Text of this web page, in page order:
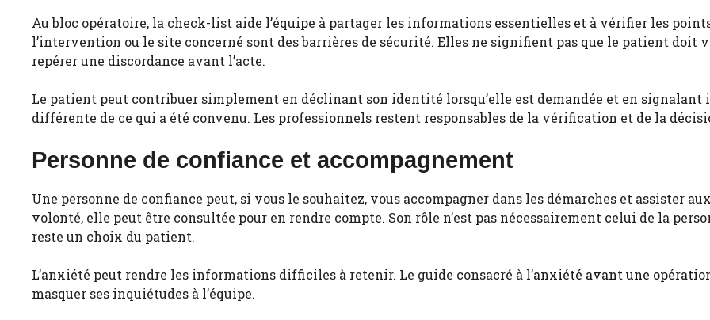
Au bloc opératoire, la check-list aide l’équipe à partager les informations essentielles et à vérifier les
l’intervention ou le site concerné sont des barrières de sécurité. Elles ne signifient pas que le patient doit
repérer une discordance avant l’acte.
Le patient peut contribuer simplement en déclinant son identité lorsqu’elle est demandée et en
différente de ce qui a été convenu. Les professionnels restent responsables de la vérification et de la
Personne de confiance et accompagnement
Une personne de confiance peut, si vous le souhaitez, vous accompagner dans les démarches et assister
volonté, elle peut être consultée pour en rendre compte. Son rôle n’est pas nécessairement celui de la
reste un choix du patient.
L’anxiété peut rendre les informations difficiles à retenir. Le guide consacré à l’anxiété avant une
masquer ses inquiétudes à l’équipe.